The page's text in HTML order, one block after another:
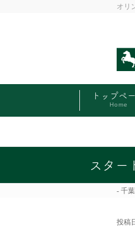
オリ
トップペ
Home
スター
千
投稿